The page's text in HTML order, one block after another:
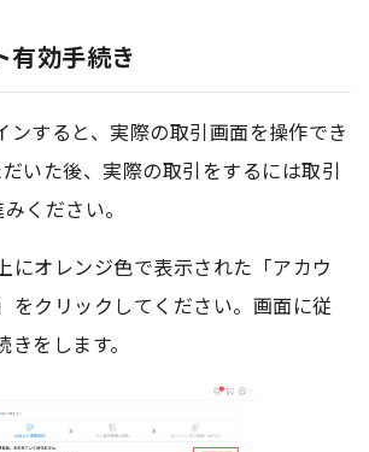
有効手続き
ンすると、実際の取引画面を操作でき
いた後、実際の取引をするには取引
ください。
にオレンジ色で表示された「アカウ
をクリックしてください。画面に従
をします。